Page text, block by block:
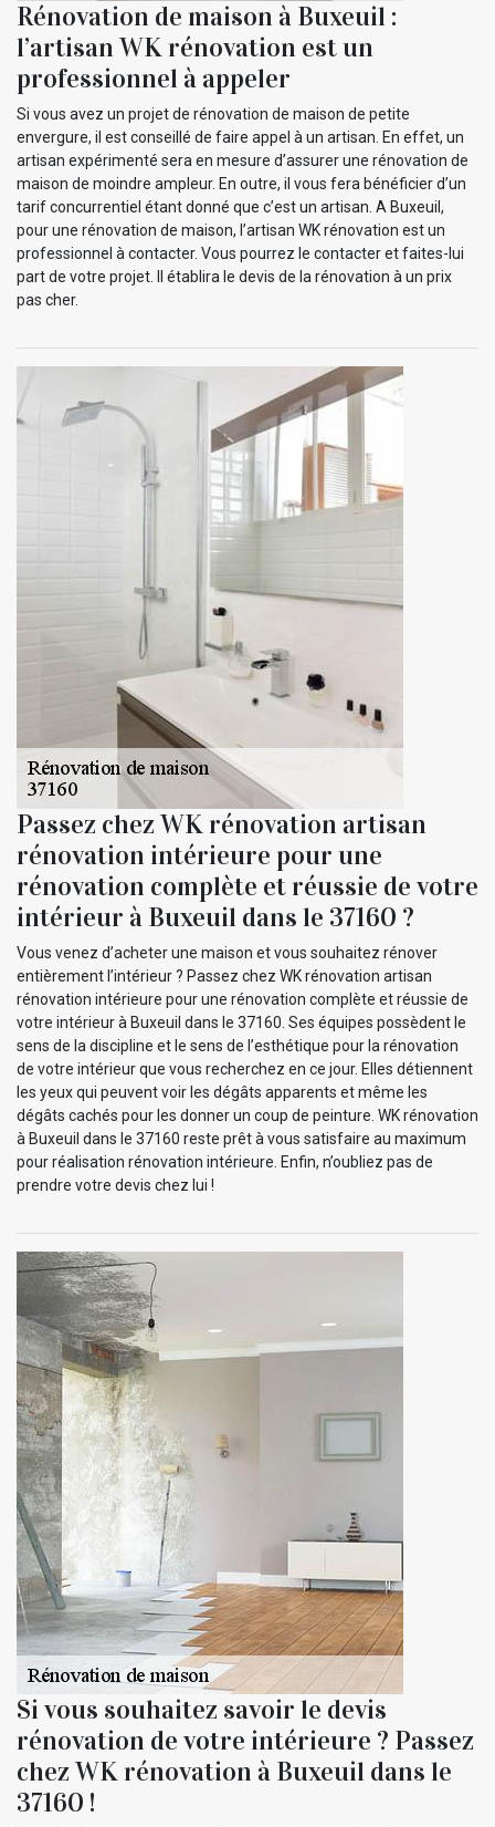
Rénovation de maison à Buxeuil :
l’artisan WK rénovation est un
professionnel à appeler
Si vous avez un projet de rénovation de maison de petite
envergure, il est conseillé de faire appel à un artisan. En effet, un
artisan expérimenté sera en mesure d’assurer une rénovation de
maison de moindre ampleur. En outre, il vous fera bénéficier d’un
tarif concurrentiel étant donné que c’est un artisan. A Buxeuil,
pour une rénovation de maison, l’artisan WK rénovation est un
professionnel à contacter. Vous pourrez le contacter et faites-lui
part de votre projet. Il établira le devis de la rénovation à un prix
pas cher.
Passez chez WK rénovation artisan
rénovation intérieure pour une
rénovation complète et réussie de votre
intérieur à Buxeuil dans le 37160 ?
Vous venez d’acheter une maison et vous souhaitez rénover
entièrement l’intérieur ? Passez chez WK rénovation artisan
rénovation intérieure pour une rénovation complète et réussie de
votre intérieur à Buxeuil dans le 37160. Ses équipes possèdent le
sens de la discipline et le sens de l’esthétique pour la rénovation
de votre intérieur que vous recherchez en ce jour. Elles détiennent
les yeux qui peuvent voir les dégâts apparents et même les
dégâts cachés pour les donner un coup de peinture. WK rénovation
à Buxeuil dans le 37160 reste prêt à vous satisfaire au maximum
pour réalisation rénovation intérieure. Enfin, n’oubliez pas de
prendre votre devis chez lui !
Si vous souhaitez savoir le devis
rénovation de votre intérieure ? Passez
chez WK rénovation à Buxeuil dans le
37160 !